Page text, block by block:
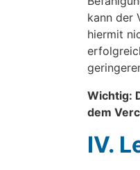
kann der
hiermit
Wichtig:
dem
IV.